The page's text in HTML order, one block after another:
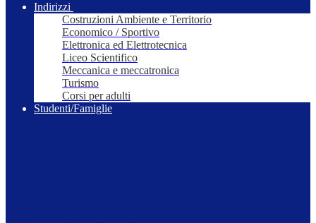
Indirizzi
Costruzioni Ambiente e Territorio
Economico / Sportivo
Elettronica ed Elettrotecnica
Liceo Scientifico
Meccanica e meccatronica
Turismo
Corsi per adulti
Studenti/Famiglie